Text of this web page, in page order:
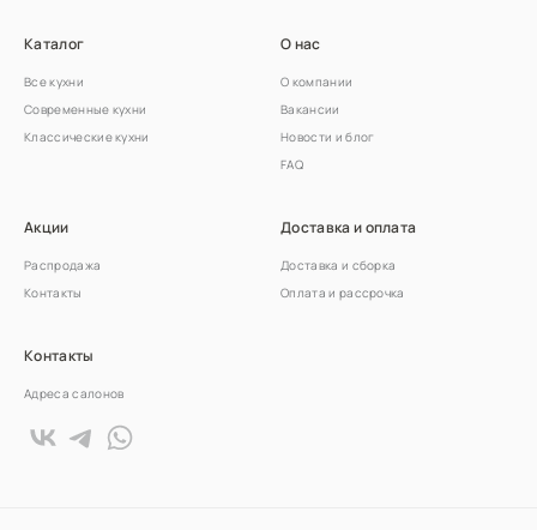
Каталог
Все кухни
Современные кухни
Классические кухни
О нас
О компании
Вакансии
Новости и блог
FAQ
Акции
Распродажа
Контакты
Доставка и оплата
Доставка и сборка
Оплата и рассрочка
Контакты
Адреса салонов